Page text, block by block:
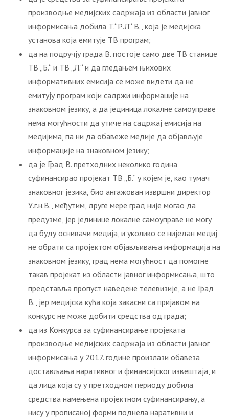
производње медијских садржаја из области јавног
информисања добила Т.“Р.Л“ В., која је медијска
установа која емитује ТВ програм;
да на подручју града В. постоје само две ТВ станице
ТВ „Б.“ и ТВ „Л.“ и да гледањем њихових
информативних емисија се може видети да не
емитују програм који садржи информације на
знаковном језику, а да јединица локалне самоуправе
нема могућности да утиче на садржај емисија на
медијима, па ни да обавеже медије да објављује
информације на знаковном језику;
да је Град В. претходних неколико година
суфинансирао пројекат ТВ „Б.“ у којем је, као тумач
знаковног језика, био ангажован извршни директор
У.г.н.В., међутим, друге мере град није могао да
предузме, јер јединице локалне самоуправе не могу
да буду оснивачи медија, и уколико се ниједан медиј
не обрати са пројектом објављивања информација на
знаковном језику, град нема могућност да помогне
такав пројекат из области јавног информисања, што
представља пропуст наведене телевизије, а не Град
В., јер медијска кућа која закасни са пријавом на
конкурс не може добити средства од града;
да из Конкурса за суфинансирање пројеката
производње медијских садржаја из области јавног
информисања у 2017. године произлази обавеза
достављања наративног и финансијског извештаја, и
да лица која су у претходном периоду добила
средства намењена пројектном суфинансирању, а
нису у прописаној форми поднела наративни и